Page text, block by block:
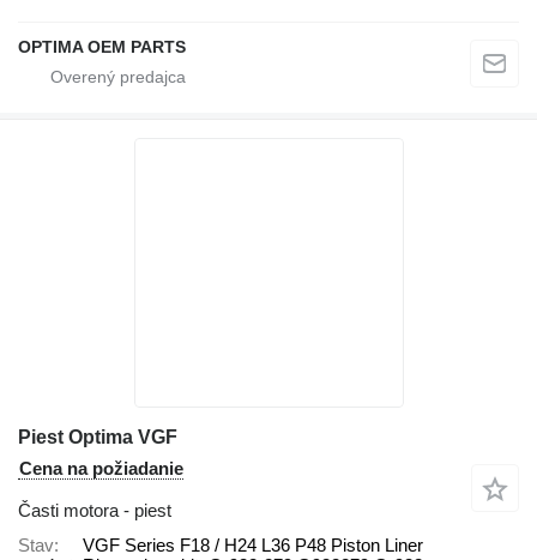
OPTIMA OEM PARTS
Piest Optima VGF
Cena na požiadanie
Časti motora - piest
Stav
VGF Series F18 / H24 L36 P48 Piston Liner